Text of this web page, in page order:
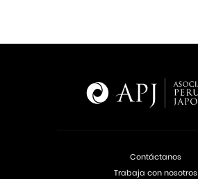
Contáctanos
Trabaja con nosotros